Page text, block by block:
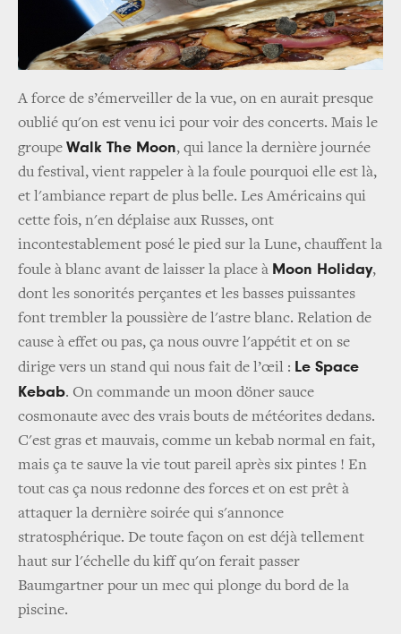
A force de s’émerveiller de la vue, on en aurait presque
oublié qu'on est venu ici pour voir des concerts. Mais le
groupe Walk The Moon, qui lance la dernière journée
du festival, vient rappeler à la foule pourquoi elle est là,
et l'ambiance repart de plus belle. Les Américains qui
cette fois, n'en déplaise aux Russes, ont
incontestablement posé le pied sur la Lune, chauffent la
foule à blanc avant de laisser la place à Moon Holiday,
dont les sonorités perçantes et les basses puissantes
font trembler la poussière de l'astre blanc. Relation de
cause à effet ou pas, ça nous ouvre l'appétit et on se
dirige vers un stand qui nous fait de l’œil : Le Space
Kebab. On commande un moon döner sauce
cosmonaute avec des vrais bouts de météorites dedans.
C'est gras et mauvais, comme un kebab normal en fait,
mais ça te sauve la vie tout pareil après six pintes ! En
tout cas ça nous redonne des forces et on est prêt à
attaquer la dernière soirée qui s'annonce
stratosphérique. De toute façon on est déjà tellement
haut sur l'échelle du kiff qu'on ferait passer
Baumgartner pour un mec qui plonge du bord de la
piscine.